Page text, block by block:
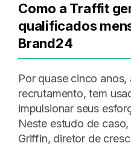
Como a Traffit
qualificados
Brand24
Por quase cinco
recrutamento, tem
impulsionar seus
Neste estudo de
Griffin, diretor de